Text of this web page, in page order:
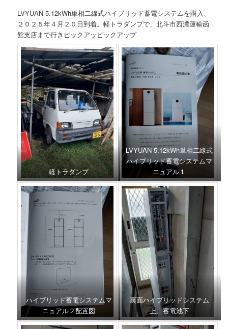
LVYUAN 5.12kWh単相二線式ハイブリッド蓄電システムを購入、
２０２５年４月２０日到着。軽トラダンプで、北斗市西濃運輸函
館支店まで行きピックアッピックアップ
軽トラダンプ
LVYUAN 5.12kWh単相二線式
ハイブリッド蓄電システムマ
ニュアル１
ハイブリッド蓄電システムマ
ニュアル２配置図
裏面ハイブリッドシステム
上、蓄電池下